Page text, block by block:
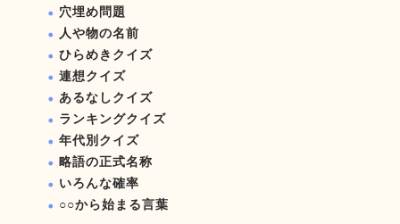
穴埋め問題
人や物の名前
ひらめきクイズ
連想クイズ
あるなしクイズ
ランキングクイズ
年代別クイズ
略語の正式名称
いろんな確率
○○から始まる言葉